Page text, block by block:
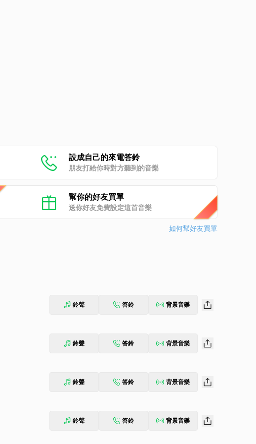
設成自己的來電答鈴
朋友打給你時對方聽到的音樂
幫你的好友買單
送你好友免費設定這首音樂
如何幫好友買單
鈴聲 答鈴 背景音樂
鈴聲 答鈴 背景音樂
鈴聲 答鈴 背景音樂
鈴聲 答鈴 背景音樂